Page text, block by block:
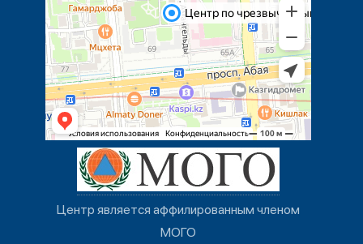
Центр является аффилированным членом
МОГО